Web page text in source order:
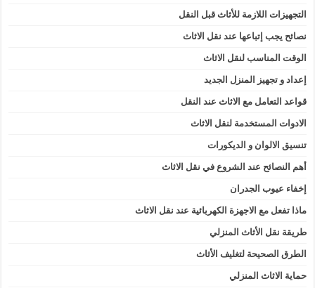
التجهيزات اللازمة للأثاث قبل النقل
نصائح يجب إتباعها عند نقل الاثاث
الوقت المناسب لنقل الاثاث
إعداد و تجهيز المنزل الجديد
قواعد التعامل مع الاثاث عند النقل
الادوات المستخدمة لنقل الاثاث
تنسيق الالوان و الديكورات
أهم النصائح عند الشروع في نقل الاثاث
إخفاء عيوب الجدران
ماذا تفعل مع الاجهزة الكهربائية عند نقل الاثاث
طريقة نقل الأثاث المنزلي
الطرق الصحيحة لتغليف الأثاث
حماية الاثاث المنزلي